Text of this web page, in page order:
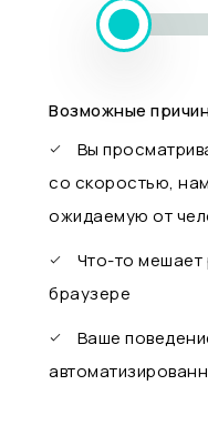
Возможные
Вы
со скоростью,
ожидаемую от
Что-то
браузере
Ваше